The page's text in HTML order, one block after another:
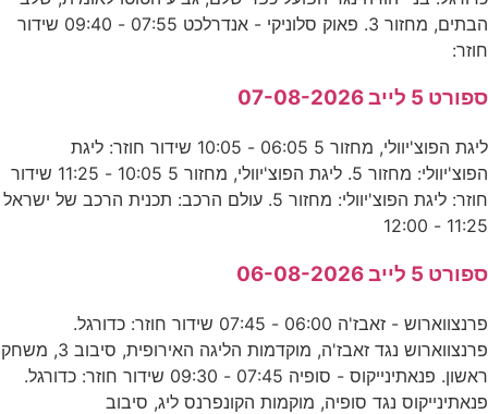
הבתים, מחזור 3. פאוק סלוניקי - אנדרלכט 07:55 - 09:40 שידור
חוזר:
ספורט 5 לייב 07-08-2026
ליגת הפוצ'יוולי, מחזור 5 06:05 - 10:05 שידור חוזר: ליגת
הפוצ'יוולי: מחזור 5. ליגת הפוצ'יוולי, מחזור 5 10:05 - 11:25 שידור
חוזר: ליגת הפוצ'יוולי: מחזור 5. עולם הרכב: תכנית הרכב של ישראל
11:25 - 12:00
ספורט 5 לייב 06-08-2026
פרנצווארוש - זאבז'ה 06:00 - 07:45 שידור חוזר: כדורגל.
פרנצווארוש נגד זאבז'ה, מוקדמות הליגה האירופית, סיבוב 3, משחק
ראשון. פנאתינייקוס - סופיה 07:45 - 09:30 שידור חוזר: כדורגל.
פנאתינייקוס נגד סופיה, מוקמות הקונפרנס ליג, סיבוב